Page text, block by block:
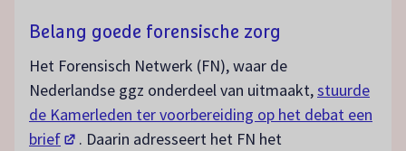
Belang goede forensische zorg
Het Forensisch Netwerk (FN), waar de
Nederlandse ggz onderdeel van uitmaakt,stuurde
de Kamerleden ter voorbereiding op het debat een
brief(opent in een nieuw tabblad)
. Daarin adresseert het FN het